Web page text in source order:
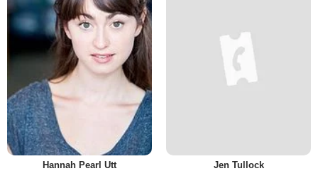
Hannah Pearl Utt Jen Tullock